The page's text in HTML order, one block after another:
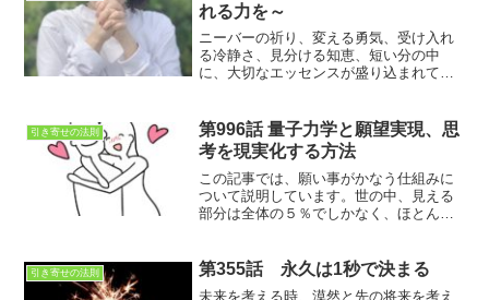
れる力を～
ニーバーの祈り、変える勇気、受け入れ
る冷静さ、見分ける知恵、短い分の中
に、大切なエッセンスが盛り込まれてい
引き寄せの法則
第996話 量子力学と願望実現、思
考を現実化する方法
この記事では、願い事がかなう仕組みに
ついて説明しています。世の中、見える
部分は全体の５％でしかなく、ほとんど
とは信じていないわけです。
引き寄せの法則 第355話 永久は1秒で決まる
未来を考える時、漠然と先の将来を考え